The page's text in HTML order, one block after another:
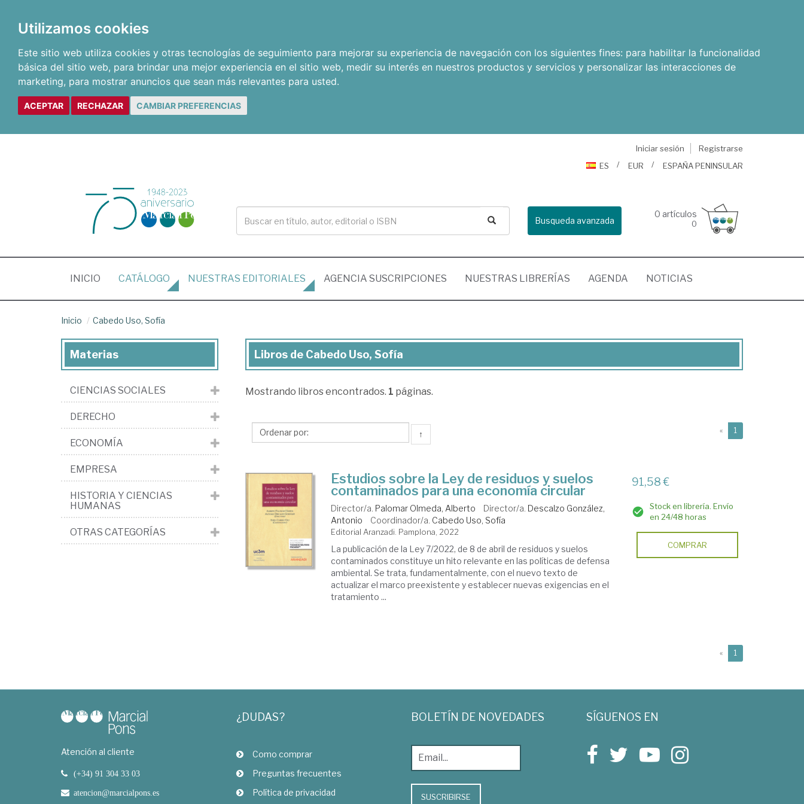
Utilizamos cookies
Este sitio web utiliza cookies y otras tecnologías de seguimiento para mejorar su experiencia de navegación con los siguientes fines: para habilitar la funcionalidad
básica del sitio web, para brindar una mejor experiencia en el sitio web, medir su interés en nuestros productos y servicios y personalizar las interacciones de
marketing, para mostrar anuncios que sean más relevantes para usted.
ACEPTAR RECHAZAR CAMBIAR PREFERENCIAS
Iniciar sesión
Registrarse
ES
EUR ESPAÑA PENINSULAR
Busqueda avanzada
0 artículos
0
INICIO (CURRENT)
CATÁLOGO NUESTRAS EDITORIALES AGENCIA SUSCRIPCIONES NUESTRAS LIBRERÍAS AGENDA NOTICIAS
Inicio Cabedo Uso, Sofía
Libros
Cabedo
Sofía
Libros de Cabedo Uso, Sofía
Mostrando libros encontrados. 1 páginas.
↑ « 1
Estudios sobre la Ley de residuos y suelos
contaminados para una economía circular
Director/a. Palomar Olmeda, Alberto Director/a. Descalzo González,
Antonio
Coordinador/a. Cabedo Uso, Sofía
Editorial Aranzadi. Pamplona, 2022
La publicación de la Ley 7/2022, de 8 de abril de residuos y suelos
contaminados constituye un hito relevante en las políticas de defensa
ambiental. Se trata, fundamentalmente, con el nuevo texto de
actualizar el marco preexistente y establecer nuevas exigencias en el
tratamiento ...
91,58 €
Stock en librería. Envío
en 24/48 horas
COMPRAR
« 1
Materias
CIENCIAS SOCIALES
DERECHO
ECONOMÍA
EMPRESA
HISTORIA Y CIENCIAS
HUMANAS
OTRAS CATEGORÍAS
Atención al cliente
(+34) 91 304 33 03
atencion@marcialpons.es
¿DUDAS?
Como comprar
Preguntas frecuentes
Política de privacidad
BOLETÍN DE NOVEDADES
SUSCRIBIRSE
SÍGUENOS EN